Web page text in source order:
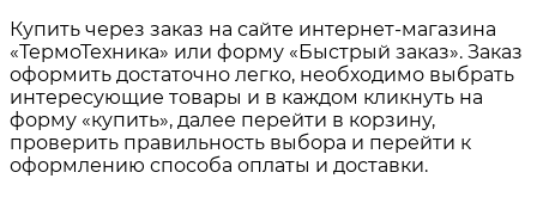
Купить через заказ на сайте интернет-магазина
«ТермоТехника» или форму «Быстрый заказ». Заказ
оформить достаточно легко, необходимо выбрать
интересующие товары и в каждом кликнуть на
форму «купить», далее перейти в корзину,
проверить правильность выбора и перейти к
оформлению способа оплаты и доставки.